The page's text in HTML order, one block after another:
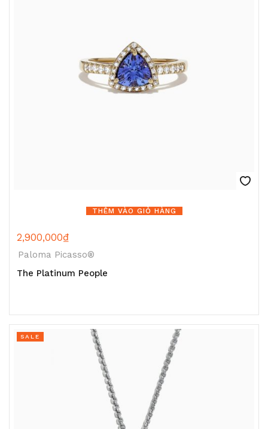
THÊM VÀO GIỎ HÀNG
2,900,000₫
Paloma Picasso®
The Platinum People
SALE